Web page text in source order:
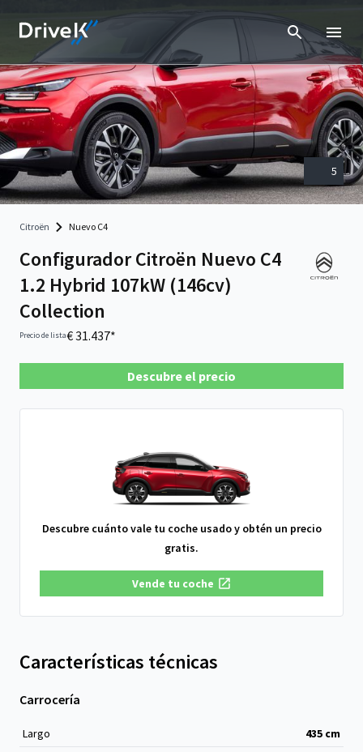
5
Citroën Nuevo C4
Configurador Citroën Nuevo C4
1.2 Hybrid 107kW (146cv)
Collection
Precio de lista€ 31.437*
Descubre el precio
Descubre cuánto vale tu coche usado y obtén un precio
gratis.
Vende tu coche
Características técnicas
Carrocería
Largo 435 cm